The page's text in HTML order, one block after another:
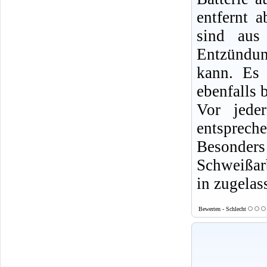
entfernt
sind
kann. Es
ebenfalls
Vor
in
Bewerten - Schlecht